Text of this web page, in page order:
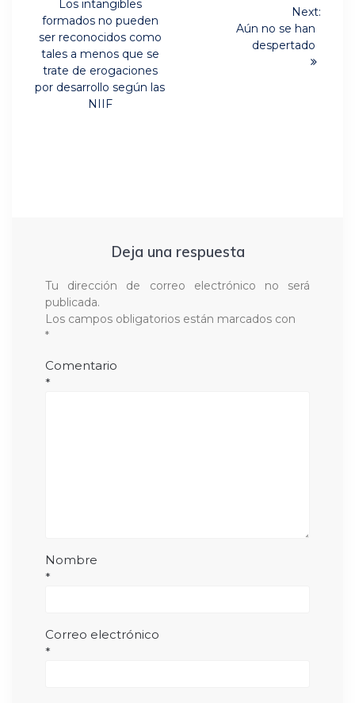
entradas
Previous
post:
Los intangibles
formados no pueden
ser reconocidos como
tales a menos que se
trate de erogaciones
por desarrollo según las
NIIF
Next:
Aún no se han
despertado
Deja una respuesta
Tu dirección de correo electrónico no será
publicada.
Los campos obligatorios están marcados con
*
Comentario
*
Nombre
*
Correo electrónico
*